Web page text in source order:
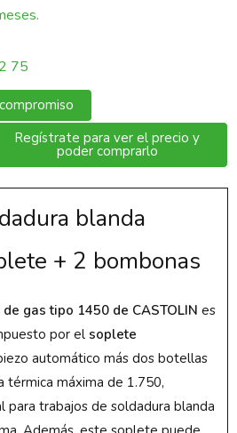
75
Regístrate para ver el precio y
poder comprarlo
blanda
+ 2 bombonas
gas tipo 1450 de CASTOLIN es
por el soplete
automático más dos botellas
térmica máxima de 1.750,
para trabajos de soldadura blanda